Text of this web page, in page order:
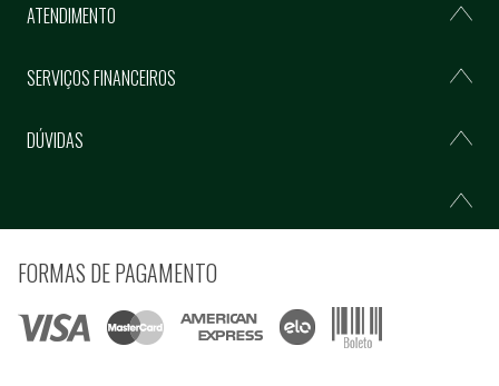
ATENDIMENTO
SERVIÇOS FINANCEIROS
DÚVIDAS
FORMAS DE PAGAMENTO